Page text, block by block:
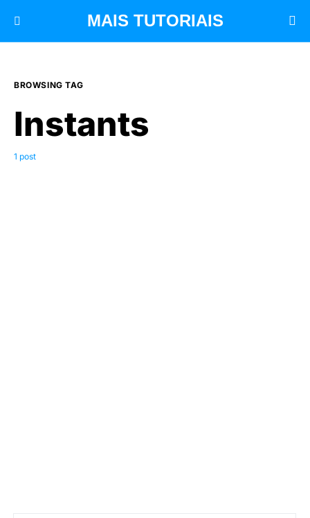
MAIS TUTORIAIS
BROWSING TAG
Instants
1 post